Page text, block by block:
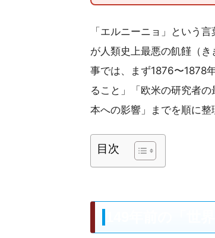
「エルニーニョ」という
が人類史上最悪の飢饉（
事では、まず1876〜1878
ること」「欧米の研究者
本への影響」までを順に整
目次